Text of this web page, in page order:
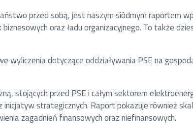
przed sobą, jest naszym siódmym raportem
oraz ładu organizacyjnego. To także
dotyczące oddziaływania PSE na
stojących przed PSE i całym sektorem
strategicznych. Raport pokazuje również
zagadnień finansowych oraz niefinansowych.